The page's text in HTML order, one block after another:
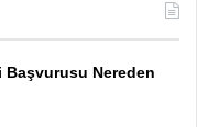
Nereden